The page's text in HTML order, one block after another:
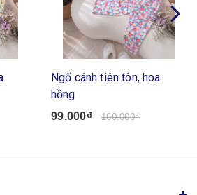
Ngố cánh tiên tôn, hoa
hồng
99.000₫ 160.000₫